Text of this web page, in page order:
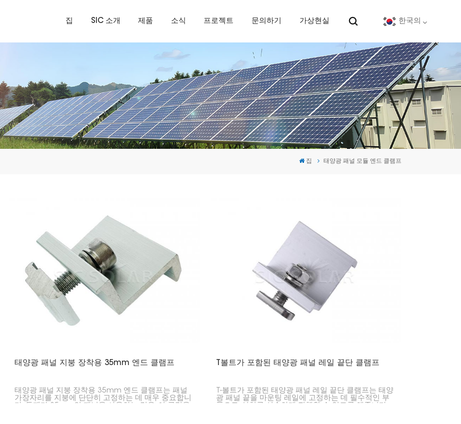
집 SIC 소개 제품 소식 프로젝트 문의하기 가상현실 한국의
English
Deutsch
español
português
집 태양광 패널 모듈 엔드 클램프
태양광 패널 지붕 장착용 35mm 엔드 클램프
태양광 패널 지붕 장착용 35mm 엔드 클램프는 패널
가장자리를 지붕에 단단히 고정하는 데 매우 중요합니
T볼트가 포함된 태양광 패널 레일 끝단 클램프
T-볼트가 포함된 태양광 패널 레일 끝단 클램프는 태양
광 패널 끝을 마운팅 레일에 고정하는 데 필수적인 부